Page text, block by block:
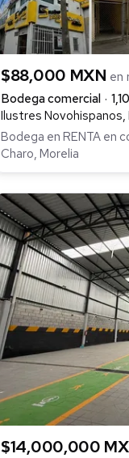
$88,000 MXN en
Bodega comercial
Ilustres Novohispanos,
Bodega en RENTA en
Charo, Morelia
$14,000,000